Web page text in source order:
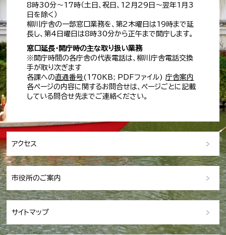
8時30分～17時（土日、祝日、12月29日～翌年1月3
日を除く）
柳川庁舎の一部窓口業務を、第2木曜日は19時まで延
長し、第4日曜日は8時30分から正午まで開庁します。
窓口延長・開庁時の主な取り扱い業務
※開庁時間の各庁舎の代表電話は、柳川庁舎電話交換
手が取り次ぎます
各課への直通番号(170KB; PDFファイル)庁舎案内
各ページの内容に関するお問合せは、ページごとに記載
している問合せ先までご連絡ください。
アクセス
市役所のご案内
サイトマップ